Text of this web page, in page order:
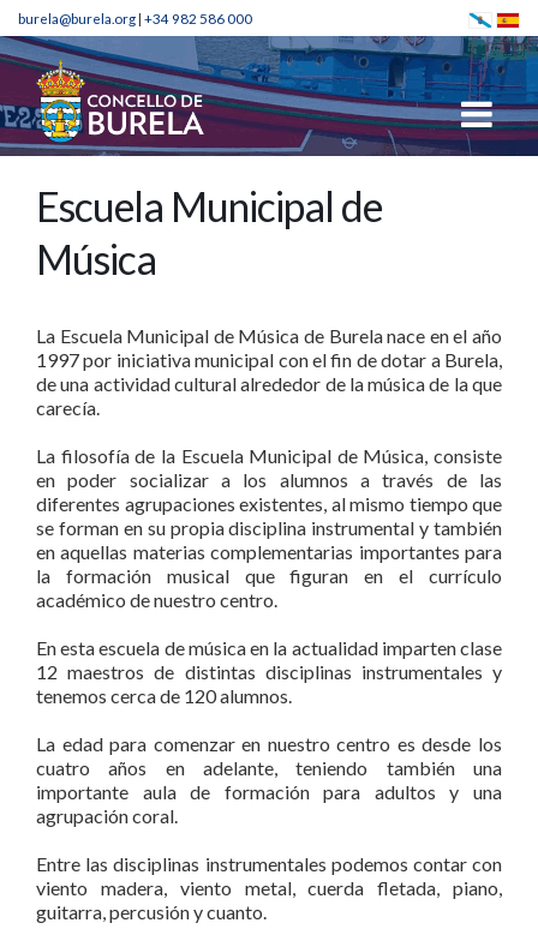
burela@burela.org| +34 982 586 000
Escuela Municipal de
Música
La Escuela Municipal de Música de Burela nace en el año
1997 por iniciativa municipal con el fin de dotar a Burela,
de una actividad cultural alrededor de la música de la que
carecía.
La filosofía de la Escuela Municipal de Música, consiste
en poder socializar a los alumnos a través de las
diferentes agrupaciones existentes, al mismo tiempo que
se forman en su propia disciplina instrumental y también
en aquellas materias complementarias importantes para
la formación musical que figuran en el currículo
académico de nuestro centro.
En esta escuela de música en la actualidad imparten clase
12 maestros de distintas disciplinas instrumentales y
tenemos cerca de 120 alumnos.
La edad para comenzar en nuestro centro es desde los
cuatro años en adelante, teniendo también una
importante aula de formación para adultos y una
agrupación coral.
Entre las disciplinas instrumentales podemos contar con
viento madera, viento metal, cuerda fletada, piano,
guitarra, percusión y cuanto.